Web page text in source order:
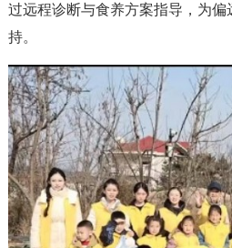
过远程诊断与食养方案指导，为偏
持。